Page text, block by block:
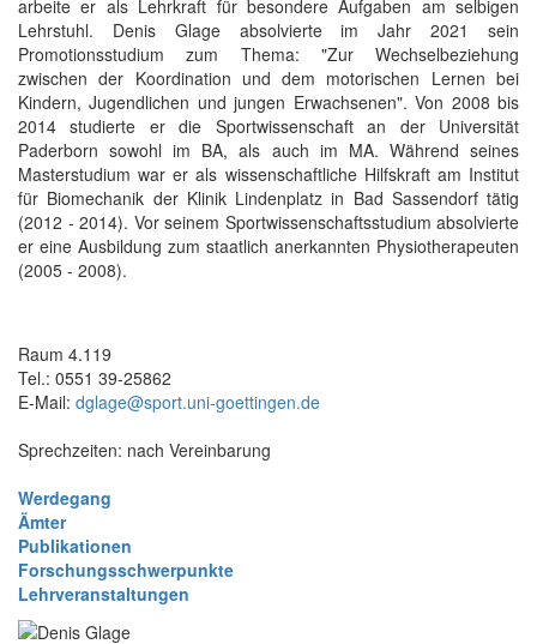
arbeite er als Lehrkraft für besondere Aufgaben am selbigen
Lehrstuhl. Denis Glage absolvierte im Jahr 2021 sein
Promotionsstudium zum Thema: "Zur Wechselbeziehung
zwischen der Koordination und dem motorischen Lernen bei
Kindern, Jugendlichen und jungen Erwachsenen". Von 2008 bis
2014 studierte er die Sportwissenschaft an der Universität
Paderborn sowohl im BA, als auch im MA. Während seines
Masterstudium war er als wissenschaftliche Hilfskraft am Institut
für Biomechanik der Klinik Lindenplatz in Bad Sassendorf tätig
(2012 - 2014). Vor seinem Sportwissenschaftsstudium absolvierte
er eine Ausbildung zum staatlich anerkannten Physiotherapeuten
(2005 - 2008).
Raum 4.119
Tel.: 0551 39-25862
E-Mail: dglage@sport.uni-goettingen.de
Sprechzeiten: nach Vereinbarung
Werdegang
Ämter
Publikationen
Forschungsschwerpunkte
Lehrveranstaltungen